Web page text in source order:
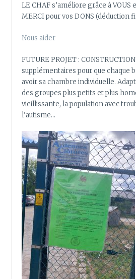
LE CHAF s’améliore grâce à VOUS
MERCI pour vos DONS (déduction
Nous aider
FUTURE PROJET :
supplémentaires pour que chaque
avoir sa chambre individuelle.
des groupes plus petits et plus
vieillissante, la population avec
l’autisme…